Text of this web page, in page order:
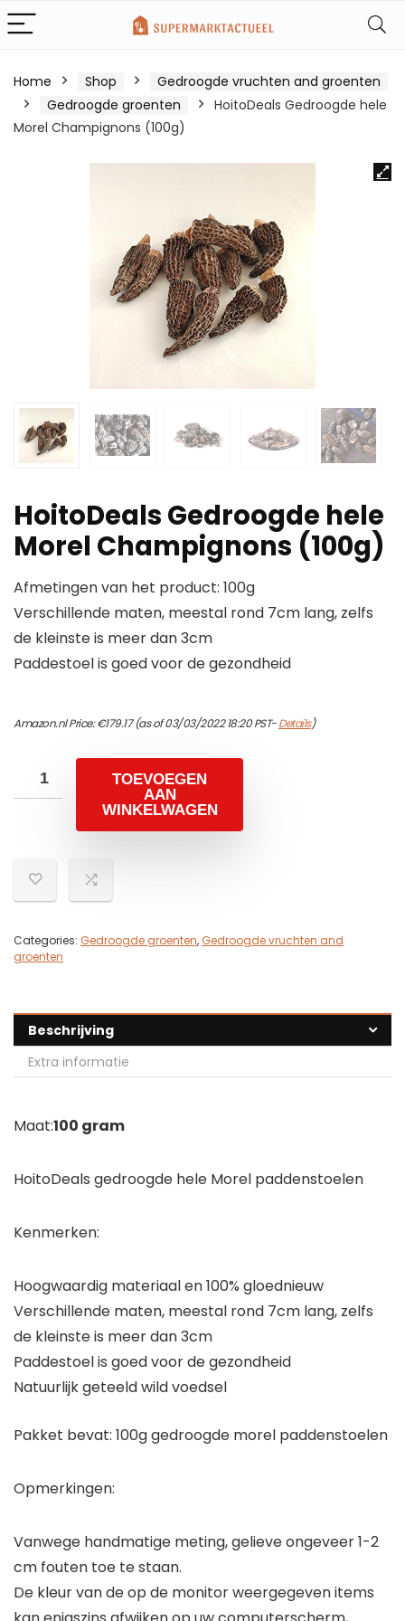
Home Shop
Gedroogde vruchten and groenten
Gedroogde groenten
HoitoDeals Gedroogde hele
Morel Champignons (100g)
HoitoDeals Gedroogde hele
Morel Champignons (100g)
Afmetingen van het product: 100g
Verschillende maten, meestal rond 7cm lang, zelfs
de kleinste is meer dan 3cm
Paddestoel is goed voor de gezondheid
Amazon.nl Price:€179.17(as of 03/03/2022 18:20 PST-Details)
TOEVOEGEN
AAN
WINKELWAGEN
Categories: Gedroogde groenten, Gedroogde vruchten and
groenten
Beschrijving
Extra informatie
Maat:100 gram
HoitoDeals gedroogde hele Morel paddenstoelen
Kenmerken:
Hoogwaardig materiaal en 100% gloednieuw
Verschillende maten, meestal rond 7cm lang, zelfs
de kleinste is meer dan 3cm
Paddestoel is goed voor de gezondheid
Natuurlijk geteeld wild voedsel
Pakket bevat: 100g gedroogde morel paddenstoelen
Opmerkingen:
Vanwege handmatige meting, gelieve ongeveer 1-2
cm fouten toe te staan.
De kleur van de op de monitor weergegeven items